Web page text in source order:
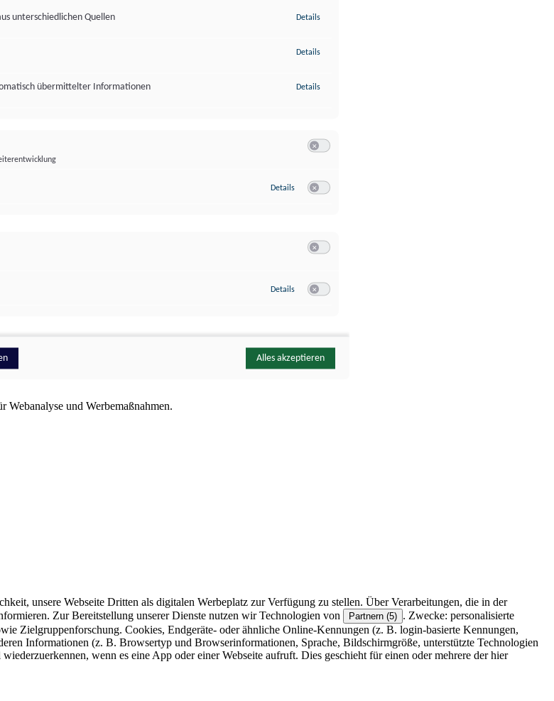
und Werbemaßnahmen.
unsere Webseite Dritten als digitalen Werbeplatz zur Verfügung zu stellen. Über Verarbeitungen, die in der
Zur Bereitstellung unserer Dienste nutzen wir Technologien von Partnern (5) . Zwecke: personalisierte
Zielgruppenforschung. Cookies, Endgeräte- oder ähnliche Online-Kennungen (z. B. login-basierte Kennungen,
Informationen (z. B. Browsertyp und Browserinformationen, Sprache, Bildschirmgröße, unterstützte Technologien
wenn es eine App oder einer Webseite aufruft. Dies geschieht für einen oder mehrere der hier
unterschiedlichen Quellen
Details
Details
übermittelter Informationen Details
Details zu Google Analytics
Details zu YouTube
Alles akzeptieren